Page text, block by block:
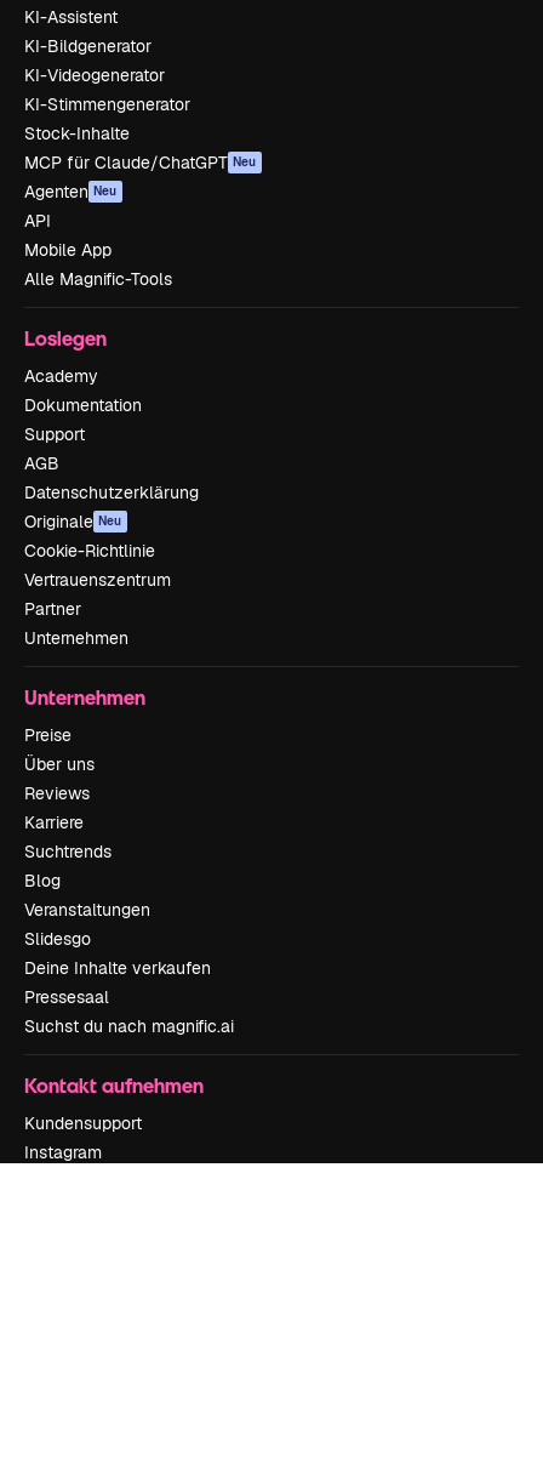
KI-Assistent
KI-Bildgenerator
KI-Videogenerator
KI-Stimmengenerator
Stock-Inhalte
MCP für Claude/ChatGPT Neu
Agenten Neu
API
Mobile App
Alle Magnific-Tools
Loslegen
Academy
Dokumentation
Support
AGB
Datenschutzerklärung
Originale Neu
Cookie-Richtlinie
Vertrauenszentrum
Partner
Unternehmen
Unternehmen
Preise
Über uns
Reviews
Karriere
Suchtrends
Blog
Veranstaltungen
Slidesgo
Deine Inhalte verkaufen
Pressesaal
Suchst du nach magnific.ai
Kontakt aufnehmen
Kundensupport
Instagram